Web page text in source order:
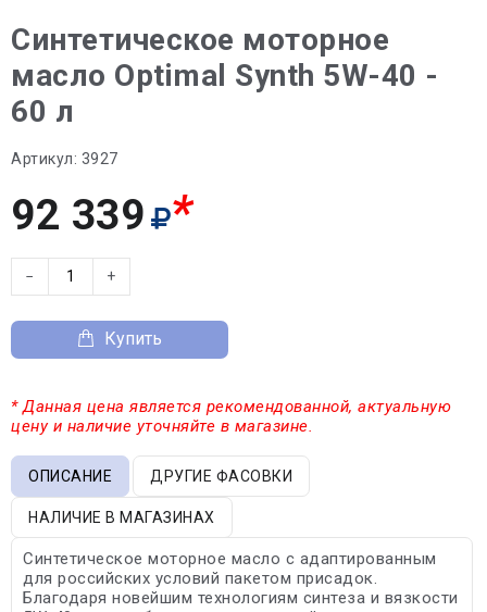
Синтетическое моторное
масло Optimal Synth 5W-40 -
60 л
Артикул: 3927
92 339 *
− +
Купить
* Данная цена является рекомендованной, актуальную
цену и наличие уточняйте в магазине.
ОПИСАНИЕ ДРУГИЕ ФАСОВКИ
НАЛИЧИЕ В МАГАЗИНАХ
Синтетическое моторное масло с адаптированным
для российских условий пакетом присадок.
Благодаря новейшим технологиям синтеза и вязкости